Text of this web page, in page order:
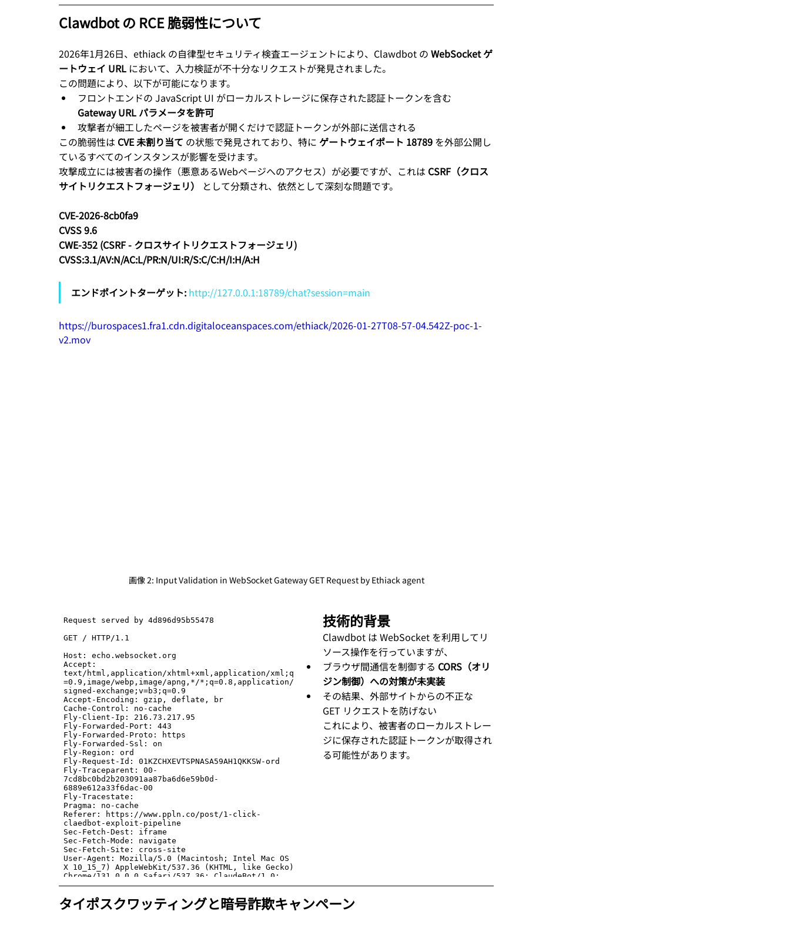
Clawdbot の RCE 脆弱性について
2026年1月26日、ethiack の自律型セキュリティ検査エージェントにより、Clawdbot の WebSocket ゲ
ートウェイ URL において、入力検証が不十分なリクエストが発見されました。
この問題により、以下が可能になります。
フロントエンドの JavaScript UI がローカルストレージに保存された認証トークンを含む
Gateway URL パラメータを許可
攻撃者が細工したページを被害者が開くだけで認証トークンが外部に送信される
この脆弱性は CVE 未割り当て の状態で発見されており、特に ゲートウェイポート 18789 を外部公開し
ているすべてのインスタンスが影響を受けます。
攻撃成立には被害者の操作（悪意あるWebページへのアクセス）が必要ですが、これは CSRF（クロス
サイトリクエストフォージェリ）
として分類され、依然として深刻な問題です。
CVE-2026-8cb0fa9
CVSS 9.6
CWE-352 (CSRF - クロスサイトリクエストフォージェリ)
CVSS:3.1/AV:N/AC:L/PR:N/UI:R/S:C/C:H/I:H/A:H
エンドポイントターゲット: http://127.0.0.1:18789/chat?session=main
https://burospaces1.fra1.cdn.digitaloceanspaces.com/ethiack/2026-01-27T08-57-04.542Z-poc-1-
v2.mov
画像 2: Input Validation in WebSocket Gateway GET Request by Ethiack agent
技術的背景
Clawdbot は WebSocket を利用してリ
ソース操作を行っていますが、
ブラウザ間通信を制御する CORS（オリ
ジン制御）への対策が未実装
その結果、外部サイトからの不正な
GET リクエストを防げない
これにより、被害者のローカルストレー
ジに保存された認証トークンが取得され
る可能性があります。
タイポスクワッティングと暗号詐欺キャンペーン